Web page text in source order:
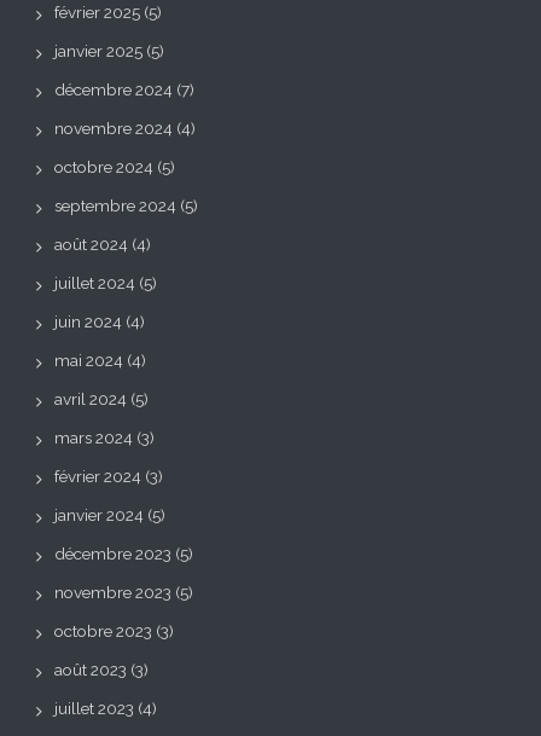
février 2025 (5)
janvier 2025 (5)
décembre 2024 (7)
novembre 2024 (4)
octobre 2024 (5)
septembre 2024 (5)
août 2024 (4)
juillet 2024 (5)
juin 2024 (4)
mai 2024 (4)
avril 2024 (5)
mars 2024 (3)
février 2024 (3)
janvier 2024 (5)
décembre 2023 (5)
novembre 2023 (5)
octobre 2023 (3)
août 2023 (3)
juillet 2023 (4)